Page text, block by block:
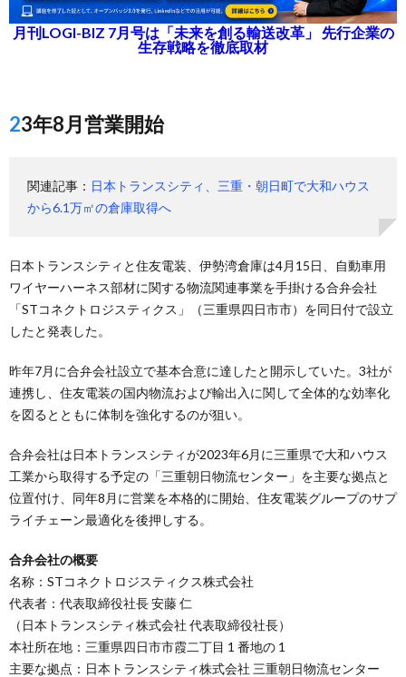
月刊LOGI-BIZ 7月号は「未来を創る輸送改革」 先行企業の
生存戦略を徹底取材
23年8月営業開始
関連記事： 日本トランスシティ、三重・朝日町で大和ハウス
から6.1万㎡の倉庫取得へ
日本トランスシティと住友電装、伊勢湾倉庫は4月15日、自動車用
ワイヤーハーネス部材に関する物流関連事業を手掛ける合弁会社
「STコネクトロジスティクス」（三重県四日市市）を同日付で設立
したと発表した。
昨年7月に合弁会社設立で基本合意に達したと開示していた。3社が
連携し、住友電装の国内物流および輸出入に関して全体的な効率化
を図るとともに体制を強化するのが狙い。
合弁会社は日本トランスシティが2023年6月に三重県で大和ハウス
工業から取得する予定の「三重朝日物流センター」を主要な拠点と
位置付け、同年8月に営業を本格的に開始、住友電装グループのサプ
ライチェーン最適化を後押しする。
合弁会社の概要
名称：STコネクトロジスティクス株式会社
代表者：代表取締役社長 安藤 仁
（日本トランスシティ株式会社 代表取締役社長）
本社所在地：三重県四日市市霞二丁目 1 番地の 1
主要な拠点：日本トランスシティ株式会社 三重朝日物流センター